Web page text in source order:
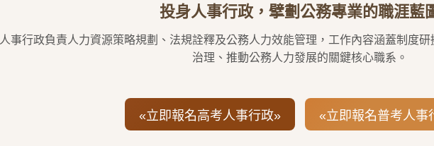
投身人事行政，擘劃公務專業的職涯藍
人事行政負責人力資源策略規劃、法規詮釋及公務人力效能管理，工作內容涵蓋制度
治理、推動公務人力發展的關鍵核心職系。
«立即報名高考人事行政» «立即報名普考人事